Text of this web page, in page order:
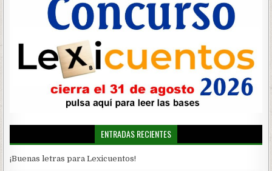
ENTRADAS RECIENTES
¡Buenas letras para Lexicuentos!